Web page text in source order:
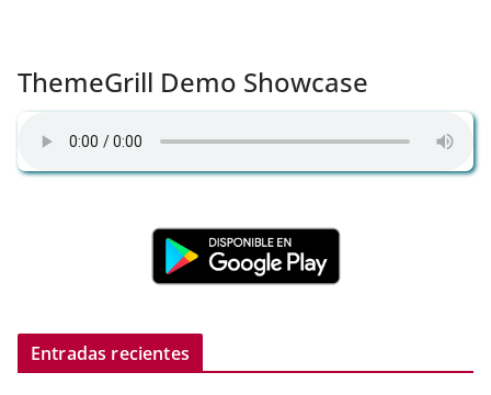
ThemeGrill Demo Showcase
Entradas recientes